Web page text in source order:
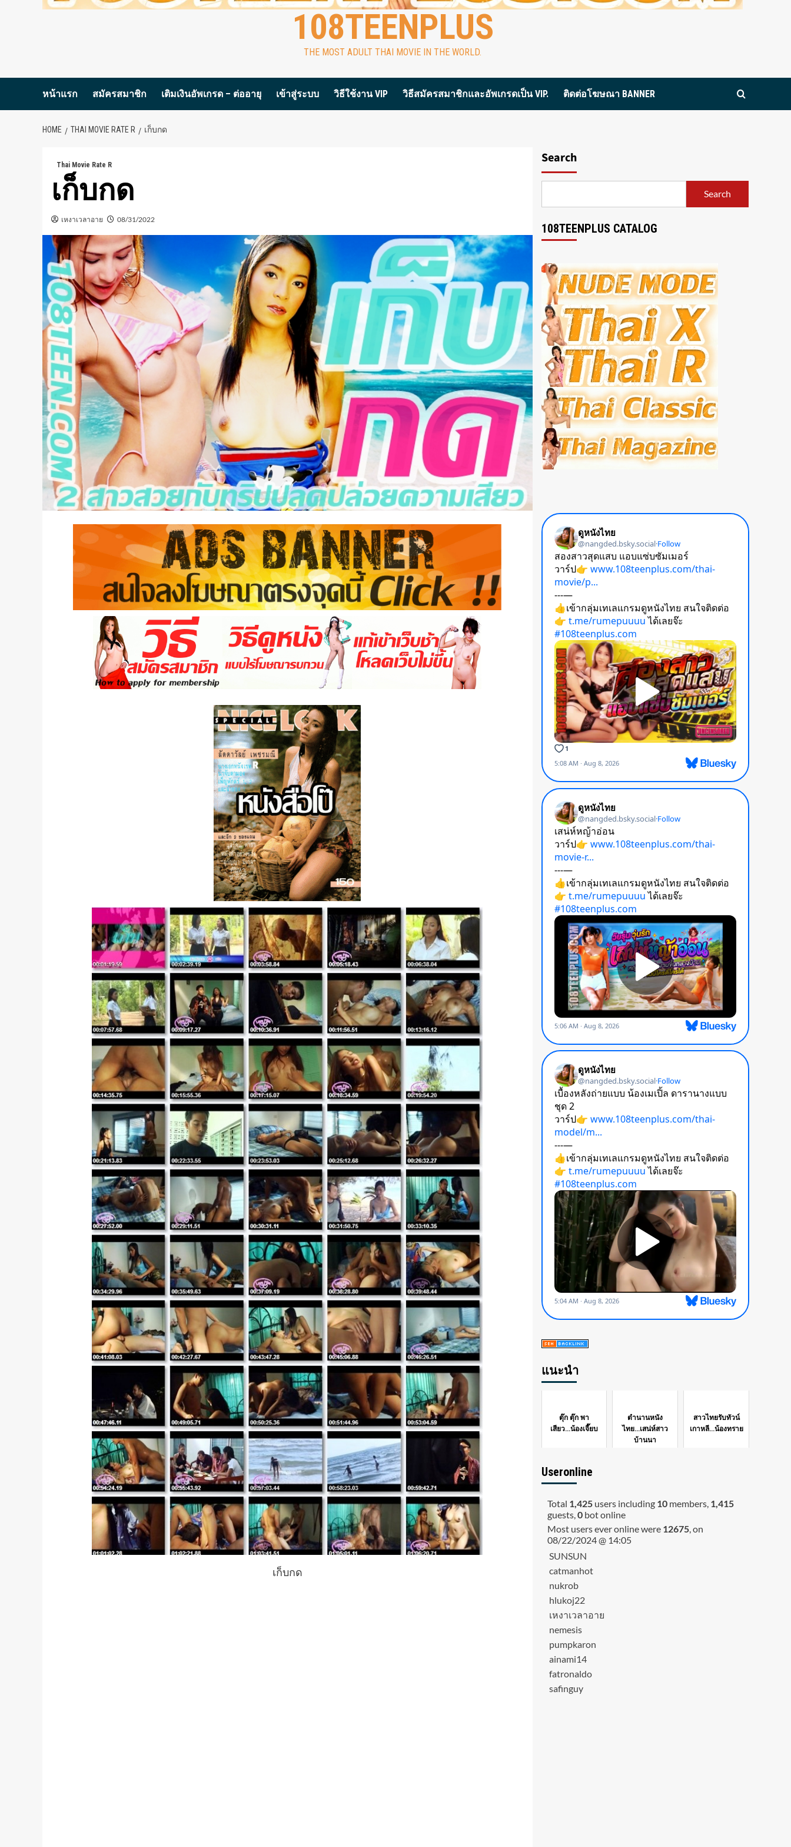
108TEENPLUS
THE MOST ADULT THAI MOVIE IN THE WORLD.
หน้าแรก สมัครสมาชิก เติมเงินอัพเกรด – ต่ออายุ เข้าสู่ระบบ วิธีใช้งาน VIP วิธีสมัครสมาชิกและอัพเกรดเป็น VIP. ติดต่อโฆษณา BANNER
HOME THAI MOVIE RATE R เก็บกด
Thai Movie Rate R
เก็บกด
เหงาเวลาอาย 08/31/2022
เก็บกด
Search
Search
108TEENPLUS CATALOG
แนะนำ
ตุ๊ก ตุ๊ก พา
เสียว...น้องเจี๊ยบ
ตำนานหนัง
ไทย...เสน่ห์สาว
บ้านนา
สาวไทยรับทัวน์
เกาหลี...น้องทราย
Useronline
Total 1,425users including 10members, 1,415
guests,0bot online
Most users ever online were 12675, on
08/22/2024 @ 14:05
SUNSUN
catmanhot
nukrob
hlukoj22
เหงาเวลาอาย
nemesis
pumpkaron
ainami14
fatronaldo
safinguy